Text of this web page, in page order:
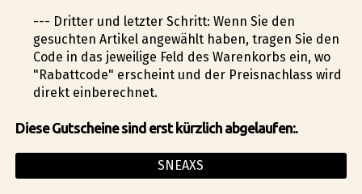
--- Dritter und letzter Schritt: Wenn Sie den
gesuchten Artikel angewählt haben, tragen Sie den
Code in das jeweilige Feld des Warenkorbs ein, wo
"Rabattcode" erscheint und der Preisnachlass wird
direkt einberechnet.
Diese Gutscheine sind erst kürzlich abgelaufen:.
SNEAXS